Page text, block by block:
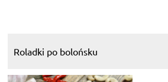
Roladki po bolońsku